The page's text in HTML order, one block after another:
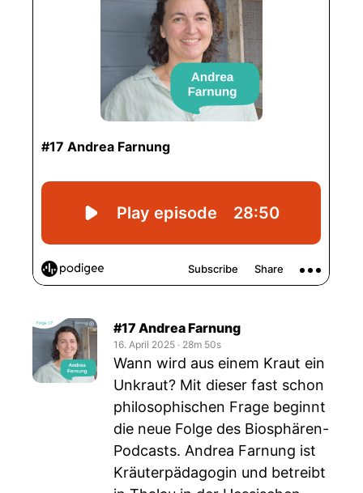
#17 Andrea Farnung
16. April 2025 ‧ 28m 50s
Wann wird aus einem Kraut ein
Unkraut? Mit dieser fast schon
philosophischen Frage beginnt
die neue Folge des Biosphären-
Podcasts. Andrea Farnung ist
Kräuterpädagogin und betreibt